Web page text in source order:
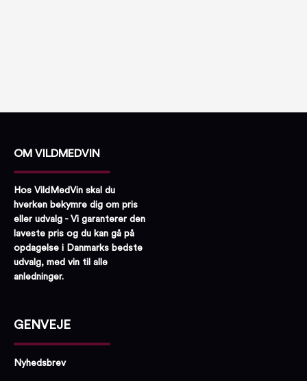
OM VILDMEDVIN
Hos VildMedVin skal du
hverken bekymre dig om pris
eller udvalg - Vi garanterer den
laveste pris og du kan gå på
opdagelse i Danmarks bedste
udvalg, med vin til alle
anledninger.
GENVEJE
Nyhedsbrev